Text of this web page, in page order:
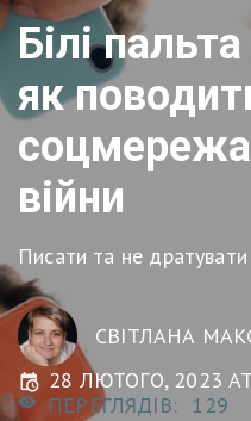
Білі
як
війни
Писати та не дратувати
СВІТЛАНА
28 ЛЮТОГО, 2023
ПЕРЕГЛЯДІВ:
129